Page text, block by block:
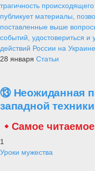
трагичность
публикует материалы,
поставленные выше
событий, удостовериться и
действий России на Украине.
28 января Статьи
⑬ Неожиданная
западной техники
Самое читаемое
1
Уроки мужества